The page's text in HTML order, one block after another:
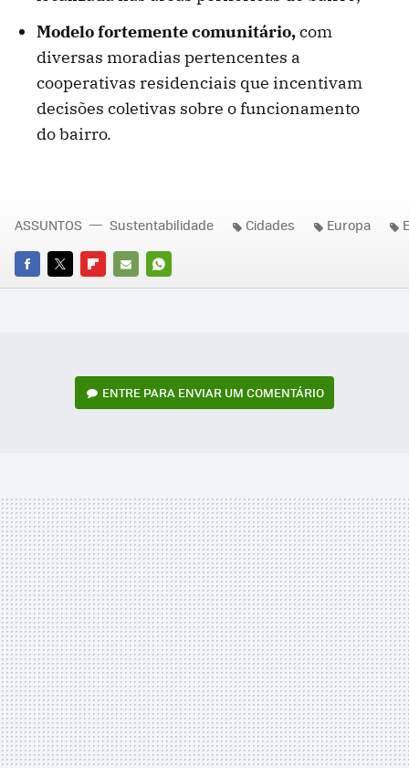
Modelo fortemente comunitário,com
diversas moradias pertencentes a
cooperativas residenciais que incentivam
decisões coletivas sobre o funcionamento
do bairro.
FACEBOOK
TWITTERFLIPBOARD
E-
WHATSAPP
ASSUNTOS Sustentabilidade Cidades Europa
ENTRE PARA ENVIAR UM COMENTÁRIO